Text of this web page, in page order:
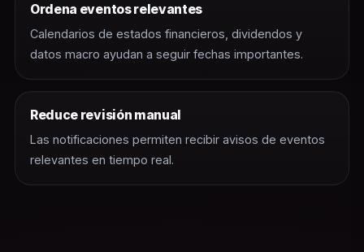
Ordena eventos relevantes
Calendarios de estados financieros, dividendos y
datos macro ayudan a seguir fechas importantes.
Reduce revisión manual
Las notificaciones permiten recibir avisos de eventos
relevantes en tiempo real.